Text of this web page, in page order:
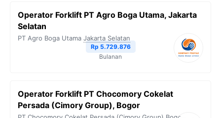
Operator Forklift PT Agro Boga Utama, Jakarta
Selatan
PT Agro Boga Utama Jakarta Selatan
Rp 5.729.876
Bulanan
Operator Forklift PT Chocomory Cokelat
Persada (Cimory Group), Bogor